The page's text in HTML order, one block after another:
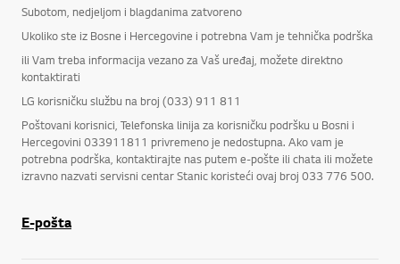
Subotom, nedjeljom i blagdanima zatvoreno
Ukoliko ste iz Bosne i Hercegovine i potrebna Vam je tehnička podrška
ili Vam treba informacija vezano za Vaš uređaj, možete direktno
kontaktirati
LG korisničku službu na broj (033) 911 811
Poštovani korisnici, Telefonska linija za korisničku podršku u Bosni i
Hercegovini 033911811 privremeno je nedostupna. Ako vam je
potrebna podrška, kontaktirajte nas putem e-pošte ili chata ili možete
izravno nazvati servisni centar Stanic koristeći ovaj broj 033 776 500.
E-pošta